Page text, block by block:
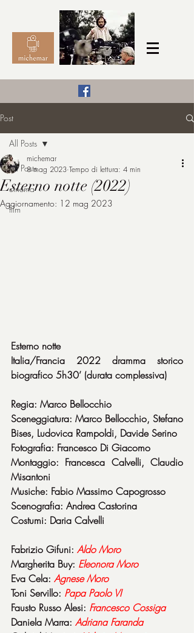
michemar
Post
All Posts
cinema
film
All Posts
Esterno notte (2022)
michemar
8 mag 2023 Tempo di lettura: 4 min
Aggiornamento: 12 mag 2023
Esterno notte
Italia/Francia 2022 dramma storico
biografico 5h30’ (durata complessiva)
Regia: Marco Bellocchio
Sceneggiatura: Marco Bellocchio, Stefano
Bises, Ludovica Rampoldi, Davide Serino
Fotografia: Francesco Di Giacomo
Montaggio: Francesca Calvelli, Claudio
Misantoni
Musiche: Fabio Massimo Capogrosso
Scenografia: Andrea Castorina
Costumi: Daria Calvelli
Fabrizio Gifuni: Aldo Moro
Margherita Buy: Eleonora Moro
Eva Cela: Agnese Moro
Toni Servillo: Papa Paolo VI
Fausto Russo Alesi: Francesco Cossiga
Daniela Marra: Adriana Faranda